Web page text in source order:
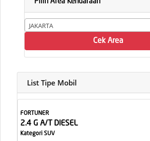
Pilih Area Kendaraan
JAKARTA
Cek Area
List Tipe Mobil
FORTUNER
2.4 G A/T DIESEL
Kategori SUV